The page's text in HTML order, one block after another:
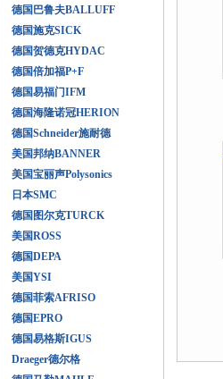
德国巴鲁夫BALLUFF
德国施克SICK
德国贺德克HYDAC
德国倍加福P+F
德国易福门IFM
德国海隆诺冠HERION
德国Schneider施耐德
美国邦纳BANNER
美国宝丽声Polysonics
日本SMC
德国图尔克TURCK
美国ROSS
德国DEPA
美国YSI
德国菲索AFRISO
德国EPRO
德国易格斯IGUS
Draeger德尔格